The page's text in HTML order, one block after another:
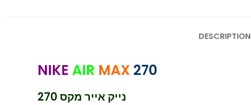
DESCRIPTION
NIKE AIR MAX 270
נייק אייר מקס 270